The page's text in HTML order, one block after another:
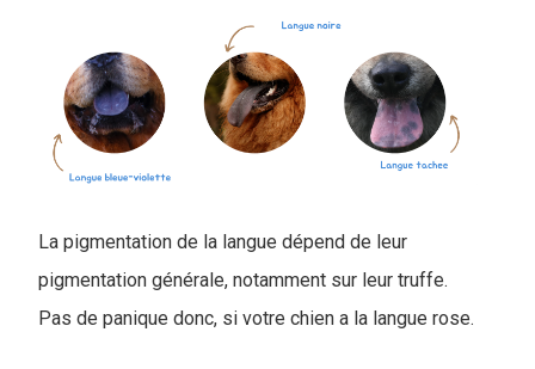
La pigmentation de la langue dépend de leur
pigmentation générale, notamment sur leur truffe.
Pas de panique donc, si votre chien a la langue rose.